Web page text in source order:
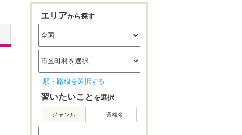
エリアから探す
駅・路線を選択する
習いたいこと を選択
ジャンル 資格名